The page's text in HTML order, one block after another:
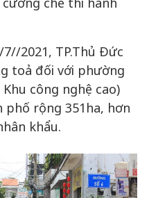
2021, TP.Thủ Đức
toả đối với phường
công nghệ cao)
phố rộng 351ha, hơn
khẩu.